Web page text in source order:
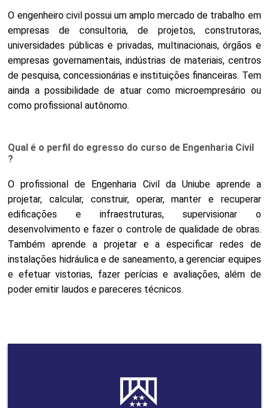
O engenheiro civil possui um amplo mercado de trabalho em
empresas de consultoria, de projetos, construtoras,
universidades públicas e privadas, multinacionais, órgãos e
empresas governamentais, indústrias de materiais, centros
de pesquisa, concessionárias e instituições financeiras. Tem
ainda a possibilidade de atuar como microempresário ou
como profissional autônomo.
Qual é o perfil do egresso do curso de Engenharia Civil
?
O profissional de Engenharia Civil da Uniube aprende a
projetar, calcular, construir, operar, manter e recuperar
edificações e infraestruturas, supervisionar o
desenvolvimento e fazer o controle de qualidade de obras.
Também aprende a projetar e a especificar redes de
instalações hidráulica e de saneamento, a gerenciar equipes
e efetuar vistorias, fazer perícias e avaliações, além de
poder emitir laudos e pareceres técnicos.